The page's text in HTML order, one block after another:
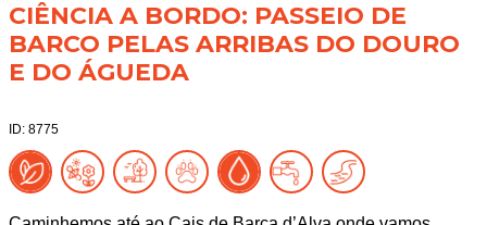
CIÊNCIA A BORDO: PASSEIO DE
BARCO PELAS ARRIBAS DO DOURO
E DO ÁGUEDA
ID: 8775